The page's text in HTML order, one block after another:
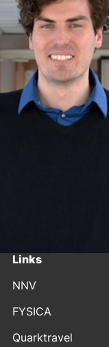
Links
NNV
FYSICA
Quarktravel